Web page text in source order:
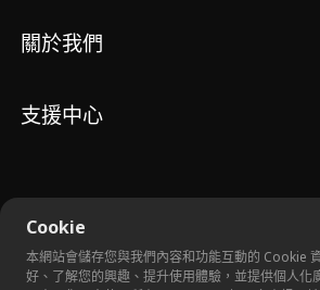
Cookie
本網站會儲存您與我們內容和功能互動的 Cookie
好、了解您的興趣、提升使用體驗，並提供個人化
關於我們
支援中心
© 2026 Crazy Maple Studio™, Inc. 版權所